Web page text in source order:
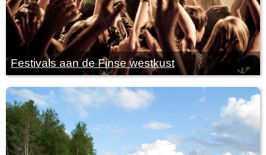
Festivals aan de Finse westkust